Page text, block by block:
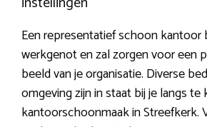
Een representatief schoon
werkgenot en zal zorgen voor een
beeld van je organisatie. Diverse
omgeving zijn in staat bij je langs
kantoorschoonmaak in Streefkerk.